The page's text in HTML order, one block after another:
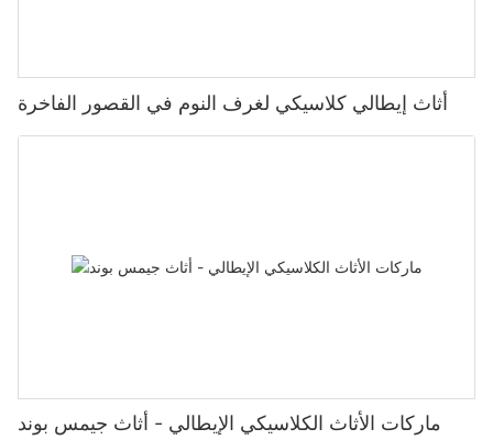
أثاث إيطالي كلاسيكي لغرف النوم في القصور الفاخرة
ماركات الأثاث الكلاسيكي الإيطالي - أثاث جيمس بوند